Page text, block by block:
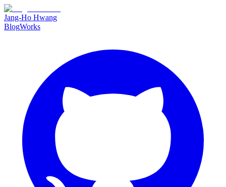
Jang-Ho Hwang
BlogWorks